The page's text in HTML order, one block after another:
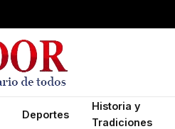
Deportes
Historia y
Tradiciones